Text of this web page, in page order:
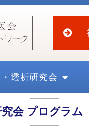
透析研究会
会 プログラム